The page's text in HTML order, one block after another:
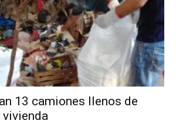
13 camiones llenos de
vivienda